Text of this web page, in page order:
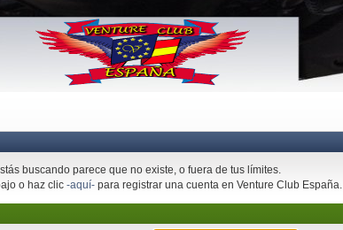
buscando parece que no existe, o fuera de tus límites.
o haz clic-aquí- para registrar una cuenta en Venture Club España.